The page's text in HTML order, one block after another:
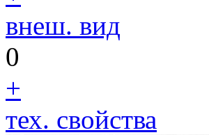
внеш. вид
0
+
тех. свойства